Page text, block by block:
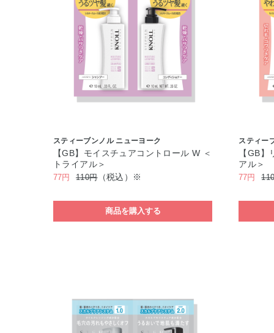
スティーブンノル ニューヨーク
【GB】モイスチュアコントロール W ＜
トライアル＞
77円 110円（税込）※
商品を購入する
スティー
【GB
アル＞
77円